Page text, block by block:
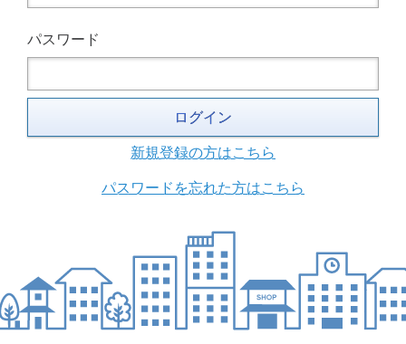
パスワード
ログイン
新規登録の方はこちら
パスワードを忘れた方はこちら